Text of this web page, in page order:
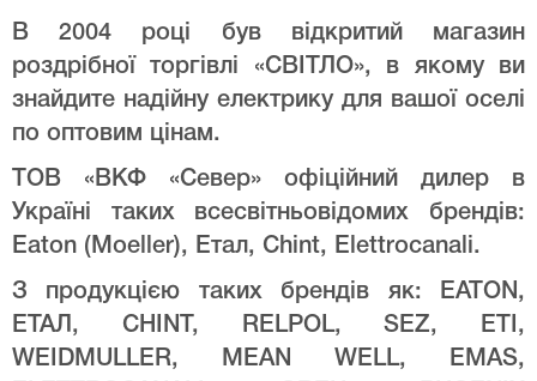
В 2004 році був відкритий магазин
роздрібної торгівлі «СВІТЛО», в якому ви
знайдите надійну електрику для вашої оселі
по оптовим цінам.
ТОВ «ВКФ «Север» офіційний дилер в
Україні таких всесвітньовідомих брендів:
Eaton (Moeller), Етал, Chint, Elettrocanali.
З продукцією таких брендів як: EATON,
ЕТАЛ, CHINT, RELPOL, SEZ, ETI,
WEIDMULLER, MEAN WELL, EMAS,